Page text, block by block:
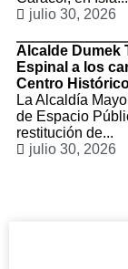
julio 30, 2026
Alcalde Dumek
Espinal a los
Centro
La Alcaldía
de Espacio
restitución de...
julio 30, 2026